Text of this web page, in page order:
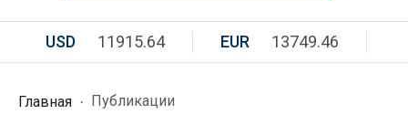
USD 11915.64 EUR 13749.46
Главная Публикации